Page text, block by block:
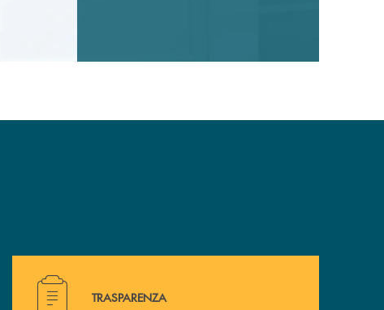
Hai bisogno di alcuni documenti ? Vai alla pagina della
TRASPARENZA